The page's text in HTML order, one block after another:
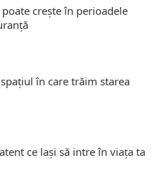
crește în perioadele
în care trăim starea
ce lași să intre în viața ta